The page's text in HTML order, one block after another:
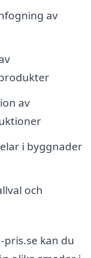
av
av
i byggnader
och
kan du